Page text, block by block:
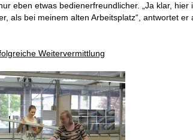
eben etwas bedienerfreundlicher. „Ja klar,
als bei meinem alten Arbeitsplatz“, antwortet
Weitervermittlung